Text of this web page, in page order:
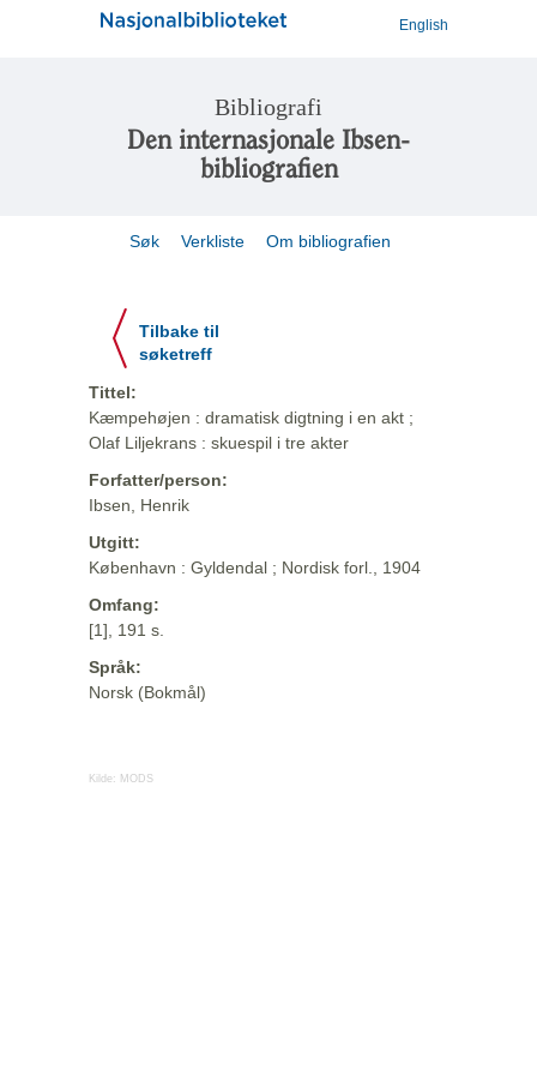
English
Bibliografi
Den internasjonale Ibsen-
bibliografien
Søk Verkliste Om bibliografien
Tilbake til
søketreff
Tittel:
Kæmpehøjen : dramatisk digtning i en akt ;
Olaf Liljekrans : skuespil i tre akter
Forfatter/person:
Ibsen, Henrik
Utgitt:
København : Gyldendal ; Nordisk forl., 1904
Omfang:
[1], 191 s.
Språk:
Norsk (Bokmål)
Kilde: MODS